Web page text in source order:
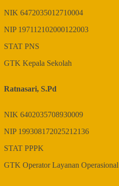
NIK 6472035012710004
NIP 197112102000122003
STAT PNS
GTK Kepala Sekolah
Ratnasari, S.Pd
NIK 6402035708930009
NIP 199308172025212136
STAT PPPK
GTK Operator Layanan Operasional